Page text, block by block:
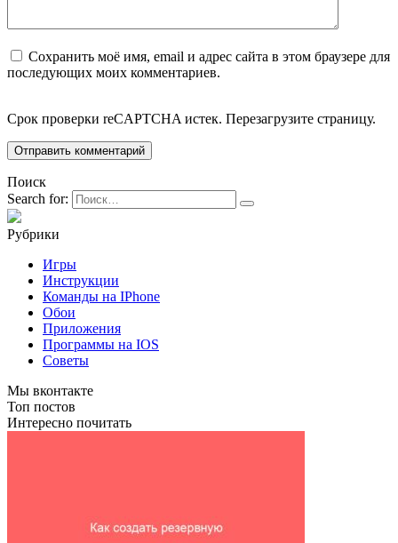
Сохранить моё имя, email и адрес сайта в этом браузере для
последующих моих комментариев.
Срок проверки reCAPTCHA истек. Перезагрузите страницу.
Поиск
Search for:
Рубрики
Игры
Инструкции
Команды на IPhone
Обои
Приложения
Программы на IOS
Советы
Мы вконтакте
Топ постов
Интересно почитать